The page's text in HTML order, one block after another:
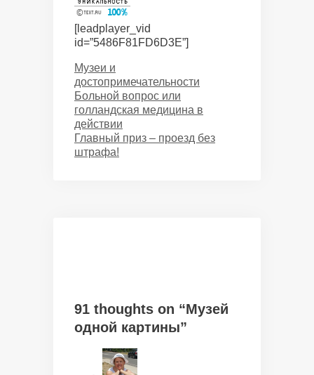
[leadplayer_vid
id=”5486F81FD6D3E”]
Categories
Музеи и
достопримечательности
Больной вопрос или
голландская медицина в
действии
Главный приз – проезд без
штрафа!
91 thoughts on “Музей
одной картины”